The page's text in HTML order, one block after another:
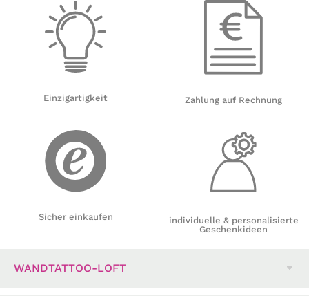
Einzigartigkeit
Sicher einkaufen
Zahlung auf Rechnung
individuelle & personalisierte
Geschenkideen
WANDTATTOO-LOFT